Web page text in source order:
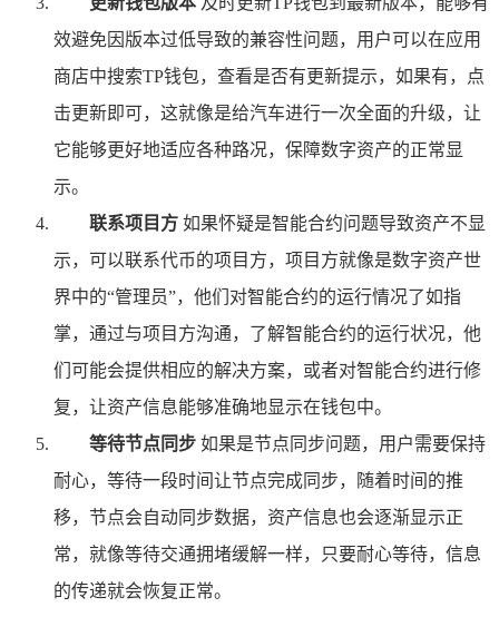
效避免因版本过低导致的兼容性问题，用户可以在应用
商店中搜索TP钱包，查看是否有更新提示，如果有，点
击更新即可，这就像是给汽车进行一次全面的升级，让
它能够更好地适应各种路况，保障数字资产的正常显
示。
联系项目方 如果怀疑是智能合约问题导致资产不显
示，可以联系代币的项目方，项目方就像是数字资产世
界中的“管理员”，他们对智能合约的运行情况了如指
掌，通过与项目方沟通，了解智能合约的运行状况，他
们可能会提供相应的解决方案，或者对智能合约进行修
复，让资产信息能够准确地显示在钱包中。
等待节点同步 如果是节点同步问题，用户需要保持
耐心，等待一段时间让节点完成同步，随着时间的推
移，节点会自动同步数据，资产信息也会逐渐显示正
常，就像等待交通拥堵缓解一样，只要耐心等待，信息
的传递就会恢复正常。